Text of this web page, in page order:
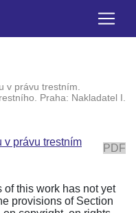
v právu trestním.
Praha: Nakladatel I.
v právu trestním
PDF
of this work has not yet
provisions of Section